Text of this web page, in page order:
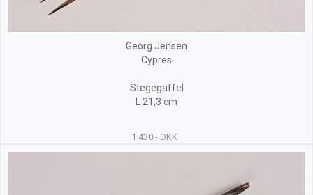
Georg Jensen
Cypres
Stegegaffel
L 21,3 cm
1.430,- DKK